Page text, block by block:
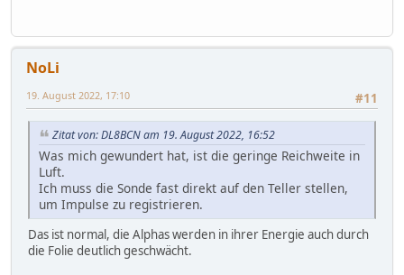
NoLi
#11
19. August 2022, 17:10
Zitat von: DL8BCN am 19. August 2022, 16:52
Was mich gewundert hat, ist die geringe Reichweite in
Luft.
Ich muss die Sonde fast direkt auf den Teller stellen,
um Impulse zu registrieren.
Das ist normal, die Alphas werden in ihrer Energie auch durch
die Folie deutlich geschwächt.